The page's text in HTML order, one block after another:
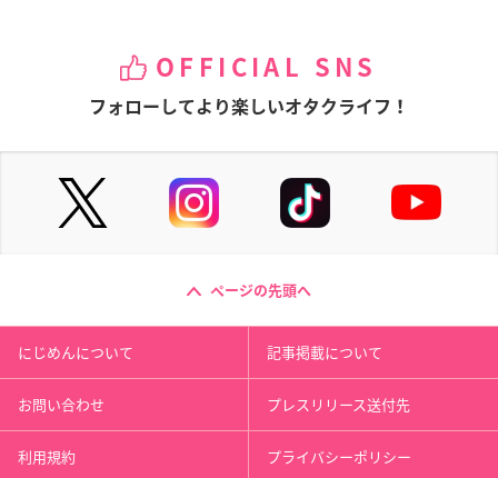
OFFICIAL SNS
フォローしてより楽しいオタクライフ！
ページの先頭へ
にじめんについて 記事掲載について
お問い合わせ プレスリリース送付先
利用規約 プライバシーポリシー